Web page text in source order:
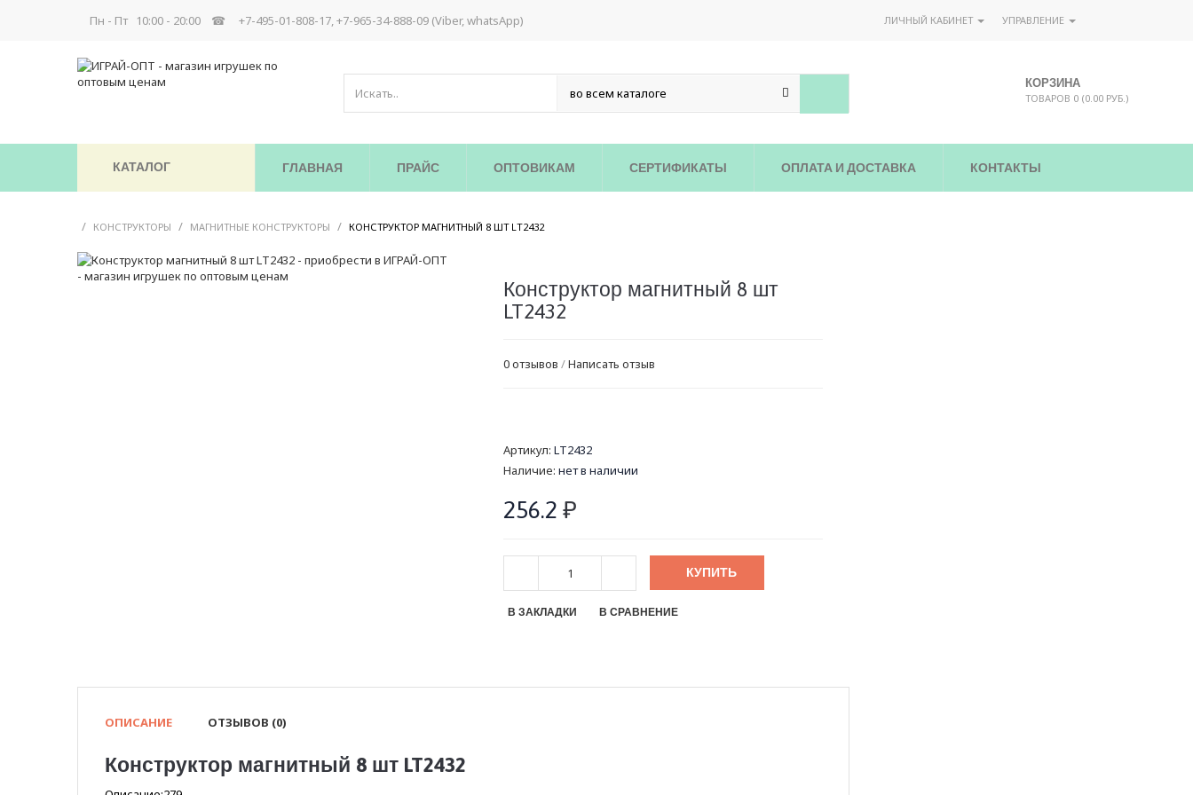
Пн - Пт 10:00 - 20:00 ☎ +7-495-01-808-17, +7-965-34-888-09 (Viber, whatsApp) ЛИЧНЫЙ КАБИНЕТ УПРАВЛЕНИЕ
КОРЗИНА
ТОВАРОВ 0 (0.00 РУБ.)
КАТАЛОГ ГЛАВНАЯ ПРАЙС ОПТОВИКАМ СЕРТИФИКАТЫ ОПЛАТА И ДОСТАВКА КОНТАКТЫ
/ КОНСТРУКТОРЫ / МАГНИТНЫЕ КОНСТРУКТОРЫ / КОНСТРУКТОР МАГНИТНЫЙ 8 ШТ LT2432
Конструктор магнитный 8 шт
LT2432
0 отзывов /Написать отзыв
Артикул: LT2432
Наличие: нет в наличии
256.2 ₽
КУПИТЬ
В ЗАКЛАДКИ В СРАВНЕНИЕ
ОПИСАНИЕ ОТЗЫВОВ (0)
Конструктор магнитный 8 шт LT2432